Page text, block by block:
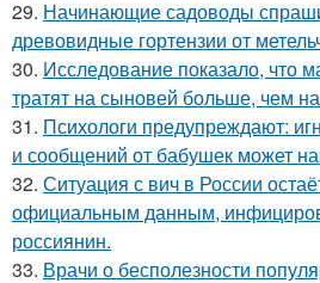
29. Начинающие садоводы
древовидные гортензии от
30. Исследование показало, что
тратят на сыновей больше, чем
31. Психологи предупреждают:
и сообщений от бабушек может
32. Ситуация с вич в России
официальным данным,
россиянин.
33. Врачи о бесполезности